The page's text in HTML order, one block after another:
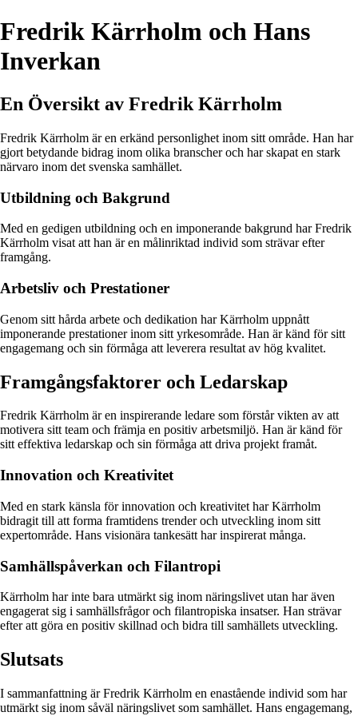
Fredrik Kärrholm och Hans
Inverkan
En Översikt av Fredrik Kärrholm
Fredrik Kärrholm är en erkänd personlighet inom sitt område. Han har
gjort betydande bidrag inom olika branscher och har skapat en stark
närvaro inom det svenska samhället.
Utbildning och Bakgrund
Med en gedigen utbildning och en imponerande bakgrund har Fredrik
Kärrholm visat att han är en målinriktad individ som strävar efter
framgång.
Arbetsliv och Prestationer
Genom sitt hårda arbete och dedikation har Kärrholm uppnått
imponerande prestationer inom sitt yrkesområde. Han är känd för sitt
engagemang och sin förmåga att leverera resultat av hög kvalitet.
Framgångsfaktorer och Ledarskap
Fredrik Kärrholm är en inspirerande ledare som förstår vikten av att
motivera sitt team och främja en positiv arbetsmiljö. Han är känd för
sitt effektiva ledarskap och sin förmåga att driva projekt framåt.
Innovation och Kreativitet
Med en stark känsla för innovation och kreativitet har Kärrholm
bidragit till att forma framtidens trender och utveckling inom sitt
expertområde. Hans visionära tankesätt har inspirerat många.
Samhällspåverkan och Filantropi
Kärrholm har inte bara utmärkt sig inom näringslivet utan har även
engagerat sig i samhällsfrågor och filantropiska insatser. Han strävar
efter att göra en positiv skillnad och bidra till samhällets utveckling.
Slutsats
I sammanfattning är Fredrik Kärrholm en enastående individ som har
utmärkt sig inom såväl näringslivet som samhället. Hans engagemang,